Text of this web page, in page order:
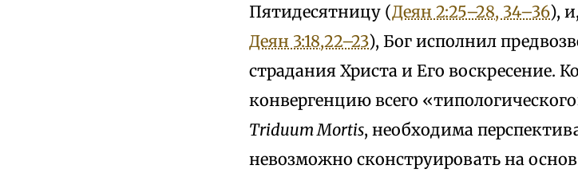
Пятидесятницу (Деян 2:25–28, 34–36),
Деян 3:18,22–23), Бог исполнил
страдания Христа и Его воскресение.
конвергенцию всего
Triduum Mortis, необходима
невозможно сконструировать на